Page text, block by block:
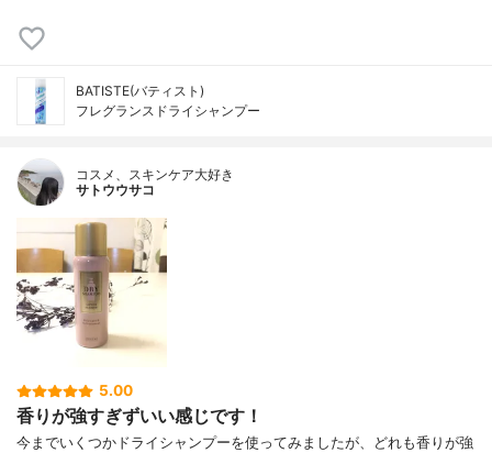
BATISTE(バティスト)
フレグランスドライシャンプー
コスメ、スキンケア大好き
サトウウサコ
5.00
香りが強すぎずいい感じです！
今までいくつかドライシャンプーを使ってみましたが、どれも香りが強